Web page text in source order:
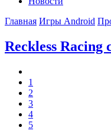
Главная Игры Android
Reckless Racing
1
2
3
4
5